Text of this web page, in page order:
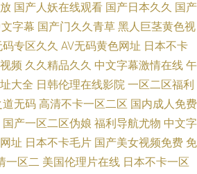
国产人妖在线观看 国产日本久久 国产
字幕 国产门久久青草 黑人巨茎黄色视
专区久久 AV无码黄色网址 日本不卡
频 久久精品久久 中文字幕激情在线 午
大全 日韩伦理在线影院 一区二区福利
道无码 高清不卡一区二区 国内成人免费
国产一区二区伪娘 福利导航尤物 中文字
址 日本不卡毛片 国产美女视频免费 免
一区二 美国伦理片在线 日本不卡一区